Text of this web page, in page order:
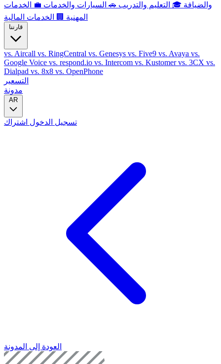
والضيافة 🎓 التعليم والتدريب 🚗 السيارات والخدمات 💼
الخدمات
المهنية 🏢 الخدمات المالية
قارننا
vs. Aircall vs. RingCentral vs. Genesys vs. Five9 vs. Avaya vs.
Google Voice vs. respond.io vs. Intercom vs. Kustomervs. 3CX vs.
Dialpad vs. 8x8 vs. OpenPhone
التسعير
مدونة
AR
تسجيل الدخول اشتراك
العودة إلى المدونة